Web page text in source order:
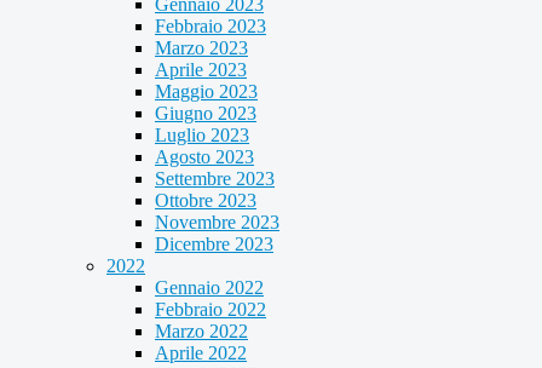
Gennaio 2023
Febbraio 2023
Marzo 2023
Aprile 2023
Maggio 2023
Giugno 2023
Luglio 2023
Agosto 2023
Settembre 2023
Ottobre 2023
Novembre 2023
Dicembre 2023
2022
Gennaio 2022
Febbraio 2022
Marzo 2022
Aprile 2022